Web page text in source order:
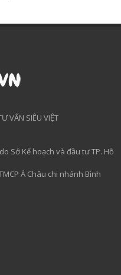
VẤN SIÊU VIỆT
Sở Kế hoạch và đầu tư TP. Hồ
Á Châu chi nhánh Bình